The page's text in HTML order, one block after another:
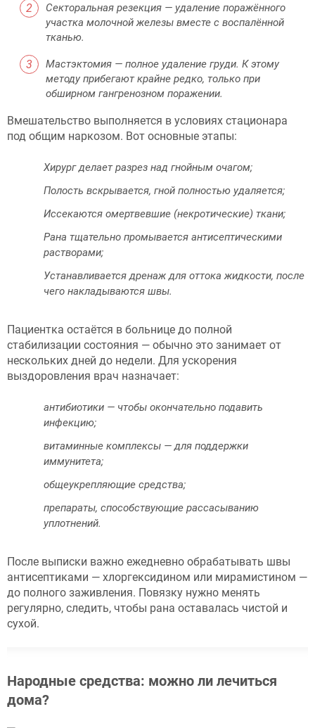
Секторальная резекция — удаление поражённого
участка молочной железы вместе с воспалённой
тканью.
Мастэктомия — полное удаление груди. К этому
методу прибегают крайне редко, только при
обширном гангренозном поражении.
Вмешательство выполняется в условиях стационара
под общим наркозом. Вот основные этапы:
Хирург делает разрез над гнойным очагом;
Полость вскрывается, гной полностью удаляется;
Иссекаются омертвевшие (некротические) ткани;
Рана тщательно промывается антисептическими
растворами;
Устанавливается дренаж для оттока жидкости, после
чего накладываются швы.
Пациентка остаётся в больнице до полной
стабилизации состояния — обычно это занимает от
нескольких дней до недели. Для ускорения
выздоровления врач назначает:
антибиотики — чтобы окончательно подавить
инфекцию;
витаминные комплексы — для поддержки
иммунитета;
общеукрепляющие средства;
препараты, способствующие рассасыванию
уплотнений.
После выписки важно ежедневно обрабатывать швы
антисептиками — хлоргексидином или мирамистином —
до полного заживления. Повязку нужно менять
регулярно, следить, чтобы рана оставалась чистой и
сухой.
Народные средства: можно ли лечиться
дома?